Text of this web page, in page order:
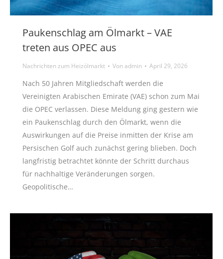
Paukenschlag am Ölmarkt – VAE
treten aus OPEC aus
Nachrichten zum Heizölmarkt Vonadmin April 29, 2026
Nach 50 Jahren Mitgliedschaft werden die
Vereinigten Arabischen Emirate (VAE) schon zum Mai
die OPEC verlassen. Diese Meldung ging gestern wie
ein Paukenschlag durch den Ölmarkt, wenn die
Auswirkungen auf die Preise inmitten der Krise am
Persischen Golf auch zunächst gering blieben. Doch
langfristig betrachtet könnte der Schritt durchaus
für nachhaltige Veränderungen sorgen.
Geopolitische…